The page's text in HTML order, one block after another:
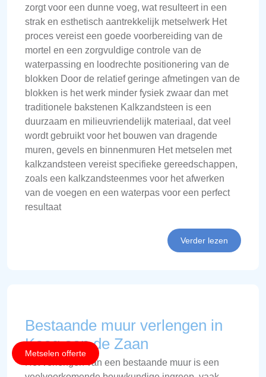
zorgt voor een dunne voeg, wat resulteert in een
strak en esthetisch aantrekkelijk metselwerk Het
proces vereist een goede voorbereiding van de
mortel en een zorgvuldige controle van de
waterpassing en loodrechte positionering van de
blokken Door de relatief geringe afmetingen van de
blokken is het werk minder fysiek zwaar dan met
traditionele bakstenen Kalkzandsteen is een
duurzaam en milieuvriendelijk materiaal, dat veel
wordt gebruikt voor het bouwen van dragende
muren, gevels en binnenmuren Het metselen met
kalkzandsteen vereist specifieke gereedschappen,
zoals een kalkzandsteenmes voor het afwerken
van de voegen en een waterpas voor een perfect
resultaat
Verder lezen
Bestaande muur verlengen in
Koog aan de Zaan
Het verlengen van een bestaande muur is een
Metselen offerte